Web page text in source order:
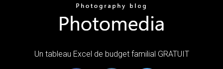
Un tableau Excel de budget familial GRATUIT